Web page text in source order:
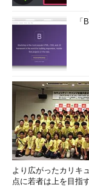
「
より広がったカリキ
点に若者は上を目指